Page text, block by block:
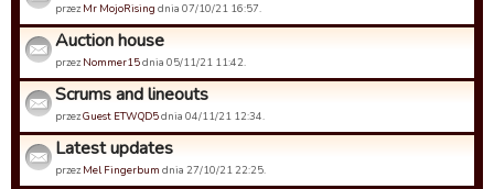
przez Mr MojoRising dnia 07/10/21 16:57.
Auction house
przez Nommer15dnia 05/11/21 11:42.
Scrums and lineouts
przezGuest ETWQD5dnia 04/11/21 12:34.
Latest updates
przez Mel Fingerbum dnia 27/10/21 22:25.